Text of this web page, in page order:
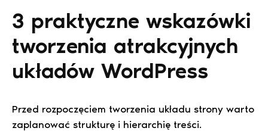
3 praktyczne wskazówki
tworzenia atrakcyjnych
układów WordPress
Przed rozpoczęciem tworzenia układu strony warto
zaplanować strukturę i hierarchię treści.